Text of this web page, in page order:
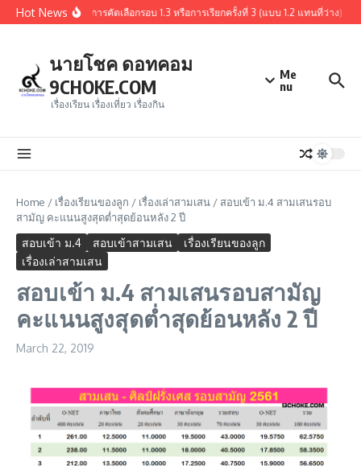
Skip to content
Hot Newsสรุปผู้ผ่านการคัดเลือกรอบ 1.3 หรือการเรียกครั้งที่ 3 (แบบ 1.2 แทนที่ว่าง)
นายโชค ดอทคอม
9CHOKE.COM
เรื่องเรียน เรื่องเที่ยว เรื่องกิน
Me
nu
Home / เรื่องเรียนของลูก / เรื่องเล่าสามเสน / สอบเข้า ม.4 สามเสนรอบ
สามัญ คะแนนสูงสุดต่ำสุดย้อนหลัง 2 ปี
สอบเข้า ม.4 สอบเข้าสามเสน
เรื่องเรียนของลูก
เรื่องเล่าสามเสน
สอบเข้า ม.4 สามเสนรอบสามัญ
คะแนนสูงสุดต่ำสุดย้อนหลัง 2 ปี
March 22, 2019